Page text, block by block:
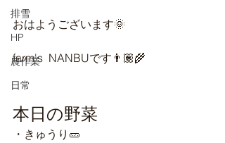
排雪
HP
農作業
日常
おはようございます🌞
farm's  NANBUです👨🏽‍🌾
本日の野菜
・きゅうり🥒